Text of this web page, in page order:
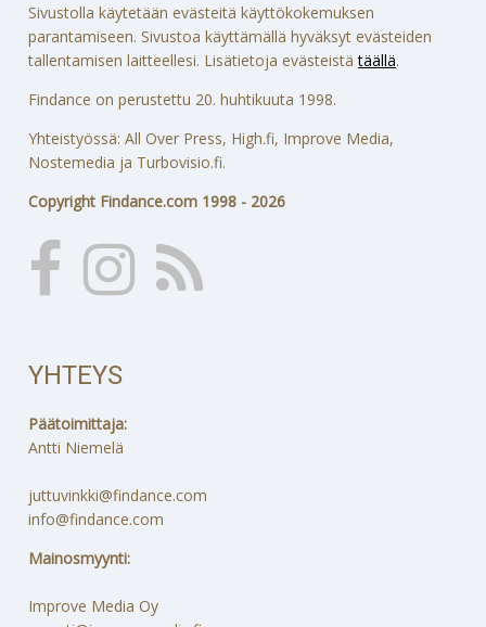
Sivustolla käytetään evästeitä käyttökokemuksen
parantamiseen. Sivustoa käyttämällä hyväksyt evästeiden
tallentamisen laitteellesi. Lisätietoja evästeistätäällä.
Findance on perustettu 20. huhtikuuta 1998.
Yhteistyössä: All Over Press, High.fi, Improve Media,
Nostemedia ja Turbovisio.fi.
Copyright Findance.com 1998 - 2026
YHTEYS
Päätoimittaja:
Antti Niemelä
juttuvinkki@findance.com
info@findance.com
Mainosmyynti:
Improve Media Oy